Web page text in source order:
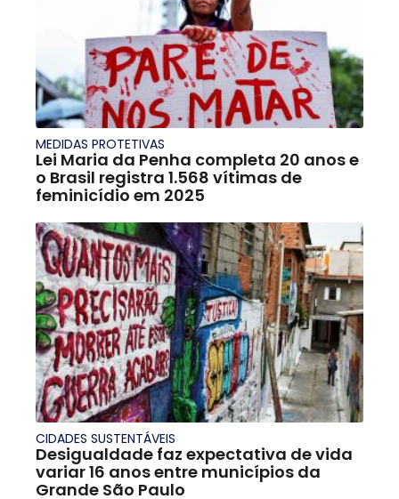
MEDIDAS PROTETIVAS
Lei Maria da Penha completa 20 anos e
o Brasil registra 1.568 vítimas de
feminicídio em 2025
CIDADES SUSTENTÁVEIS
Desigualdade faz expectativa de vida
variar 16 anos entre municípios da
Grande São Paulo